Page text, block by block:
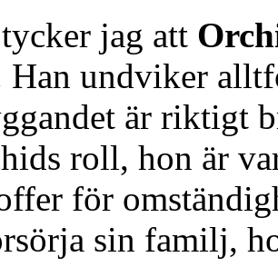
jag att
undviker
är riktigt
roll, hon är
för
sin familj,